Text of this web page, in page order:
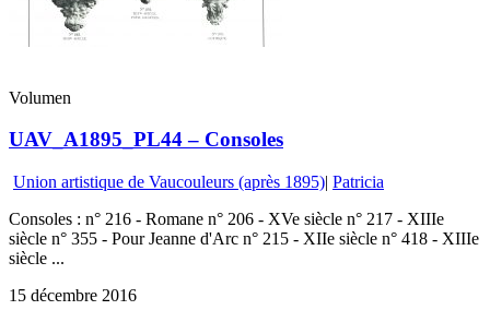
Volumen
UAV_A1895_PL44 – Consoles
Union artistique de Vaucouleurs (après 1895)| Patricia
Consoles : n° 216 - Romane n° 206 - XVe siècle n° 217 - XIIIe
siècle n° 355 - Pour Jeanne d'Arc n° 215 - XIIe siècle n° 418 - XIIIe
siècle ...
15 décembre 2016